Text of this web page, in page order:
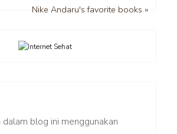
Nike Andaru's favorite books »
blog ini menggunakan